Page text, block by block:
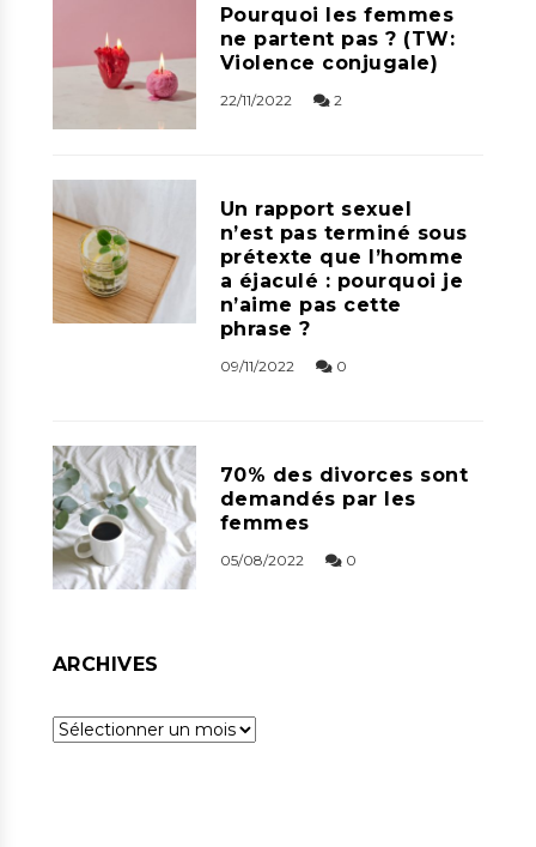
Pourquoi les femmes
ne partent pas ? (TW:
Violence conjugale)
22/11/2022 2
Un rapport sexuel
n’est pas terminé sous
prétexte que l’homme
a éjaculé : pourquoi je
n’aime pas cette
phrase ?
09/11/2022 0
70% des divorces sont
demandés par les
femmes
05/08/2022 0
ARCHIVES
Archives